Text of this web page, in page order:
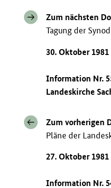
Zum nächsten
Tagung der
30. Oktober 1981
Information Nr.
Landeskirche
Zum vorherigen
Pläne der
27. Oktober 1981
Information Nr.